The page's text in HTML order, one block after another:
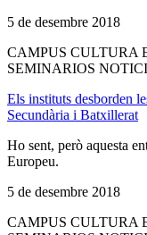
5 de desembre 2018
CAMPUS CULTURA
SEMINARIOS
Els instituts desborden
Secundària i Batxillerat
Ho sent, però aquesta
Europeu.
5 de desembre 2018
CAMPUS CULTURA